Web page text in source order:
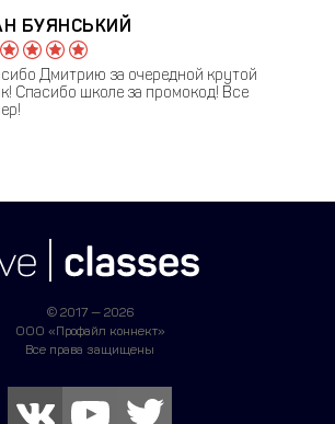
БУЯНСЬКИЙ
Дмитрию за очередной крутой
Спасибо школе за промокод! Все
© 2017 — 2026
ООО «Профайл коннект»
Все права защищены